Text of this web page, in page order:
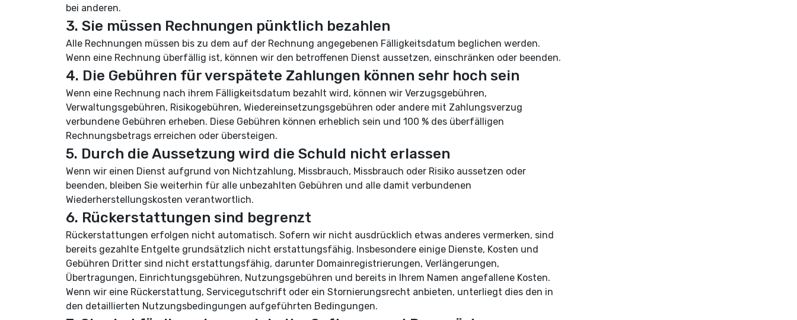
bei anderen.
3. Sie müssen Rechnungen pünktlich bezahlen
Alle Rechnungen müssen bis zu dem auf der Rechnung angegebenen Fälligkeitsdatum beglichen werden.
Wenn eine Rechnung überfällig ist, können wir den betroffenen Dienst aussetzen, einschränken oder beenden.
4. Die Gebühren für verspätete Zahlungen können sehr hoch sein
Wenn eine Rechnung nach ihrem Fälligkeitsdatum bezahlt wird, können wir Verzugsgebühren,
Verwaltungsgebühren, Risikogebühren, Wiedereinsetzungsgebühren oder andere mit Zahlungsverzug
verbundene Gebühren erheben. Diese Gebühren können erheblich sein und 100 % des überfälligen
Rechnungsbetrags erreichen oder übersteigen.
5. Durch die Aussetzung wird die Schuld nicht erlassen
Wenn wir einen Dienst aufgrund von Nichtzahlung, Missbrauch, Missbrauch oder Risiko aussetzen oder
beenden, bleiben Sie weiterhin für alle unbezahlten Gebühren und alle damit verbundenen
Wiederherstellungskosten verantwortlich.
6. Rückerstattungen sind begrenzt
Rückerstattungen erfolgen nicht automatisch. Sofern wir nicht ausdrücklich etwas anderes vermerken, sind
bereits gezahlte Entgelte grundsätzlich nicht erstattungsfähig. Insbesondere einige Dienste, Kosten und
Gebühren Dritter sind nicht erstattungsfähig, darunter Domainregistrierungen, Verlängerungen,
Übertragungen, Einrichtungsgebühren, Nutzungsgebühren und bereits in Ihrem Namen angefallene Kosten.
Wenn wir eine Rückerstattung, Servicegutschrift oder ein Stornierungsrecht anbieten, unterliegt dies den in
den detaillierten Nutzungsbedingungen aufgeführten Bedingungen.